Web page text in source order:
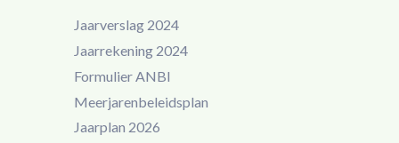
Jaarverslag 2024
Jaarrekening 2024
Formulier ANBI
Meerjarenbeleidsplan
Jaarplan 2026